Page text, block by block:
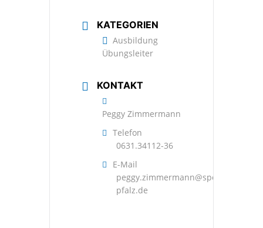
KATEGORIEN
Ausbildung
Übungsleiter
KONTAKT
Peggy Zimmermann
Telefon
0631.34112-36
E-Mail
peggy.zimmermann@sportbund-
pfalz.de